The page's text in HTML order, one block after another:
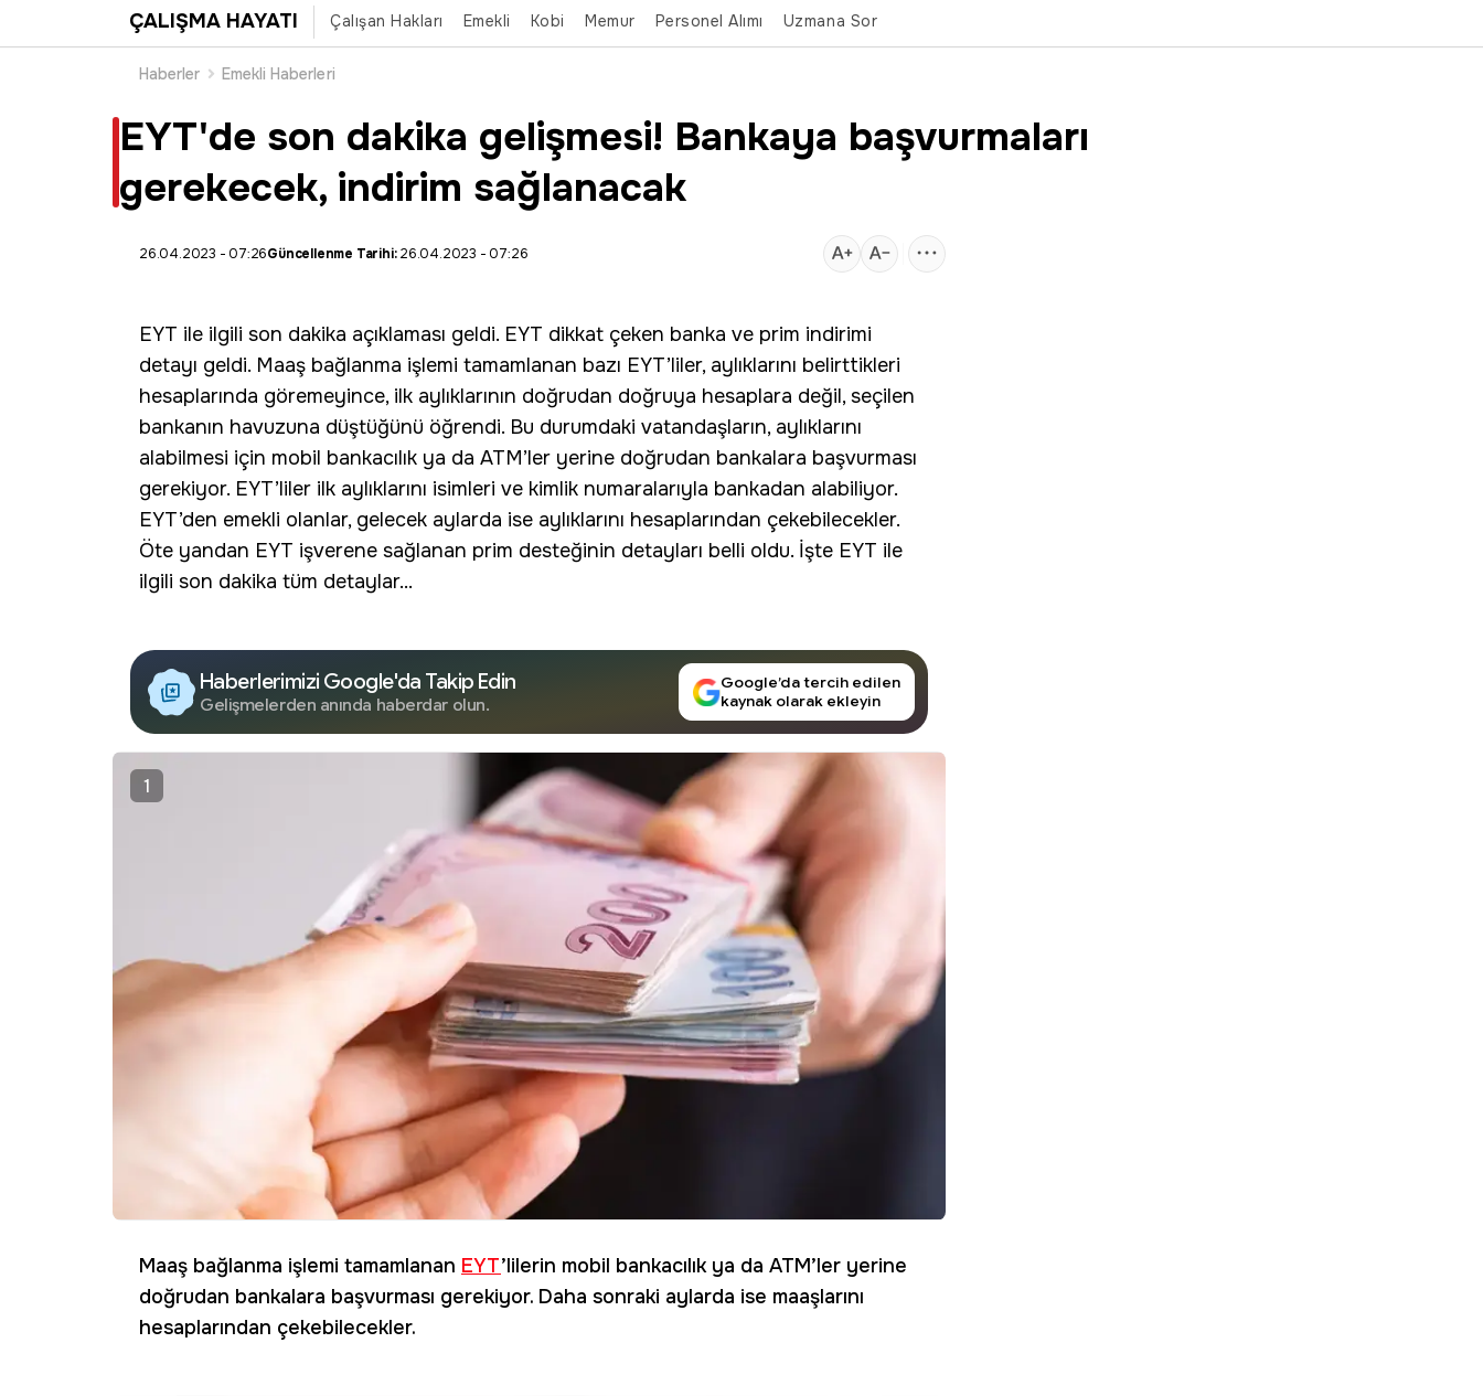
ÇALIŞMA HAYATI Çalışan Hakları Emekli Kobi Memur Personel Alımı Uzmana Sor
Haberler Emekli Haberleri
EYT'de son dakika gelişmesi! Bankaya başvurmaları
gerekecek, indirim sağlanacak
26.04.2023 - 07:26Güncellenme Tarihi:26.04.2023 - 07:26
EYT ile ilgili son dakika açıklaması geldi. EYT dikkat çeken banka ve prim indirimi
detayı geldi. Maaş bağlanma işlemi tamamlanan bazı EYT’liler, aylıklarını belirttikleri
hesaplarında göremeyince, ilk aylıklarının doğrudan doğruya hesaplara değil, seçilen
bankanın havuzuna düştüğünü öğrendi. Bu durumdaki vatandaşların, aylıklarını
alabilmesi için mobil bankacılık ya da ATM’ler yerine doğrudan bankalara başvurması
gerekiyor. EYT’liler ilk aylıklarını isimleri ve kimlik numaralarıyla bankadan alabiliyor.
EYT’den emekli olanlar, gelecek aylarda ise aylıklarını hesaplarından çekebilecekler.
Öte yandan EYT işverene sağlanan prim desteğinin detayları belli oldu. İşte EYT ile
ilgili son dakika tüm detaylar...
Haberlerimizi Google'da Takip Edin
Gelişmelerden anında haberdar olun.
Google’da tercih edilen
kaynak olarak ekleyin
1
Maaş bağlanma işlemi tamamlanan EYT’lilerin mobil bankacılık ya da ATM’ler yerine
doğrudan bankalara başvurması gerekiyor. Daha sonraki aylarda ise maaşlarını
hesaplarından çekebilecekler.